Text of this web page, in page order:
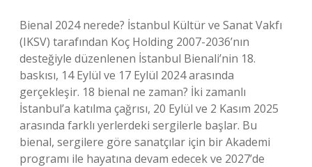
Bienal 2024 nerede? İstanbul Kültür ve Sanat Vakfı
(IKSV) tarafından Koç Holding 2007-2036’nın
desteğiyle düzenlenen İstanbul Bienali’nin 18.
baskısı, 14 Eylül ve 17 Eylül 2024 arasında
gerçekleşir. 18 bienal ne zaman? İki zamanlı
İstanbul’a katılma çağrısı, 20 Eylül ve 2 Kasım 2025
arasında farklı yerlerdeki sergilerle başlar. Bu
bienal, sergilere göre sanatçılar için bir Akademi
programı ile hayatına devam edecek ve 2027’de